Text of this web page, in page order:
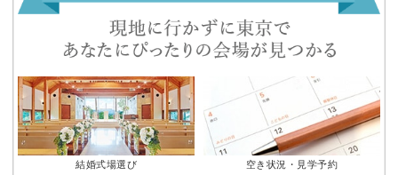
結婚式場選び 空き状況・見学予約